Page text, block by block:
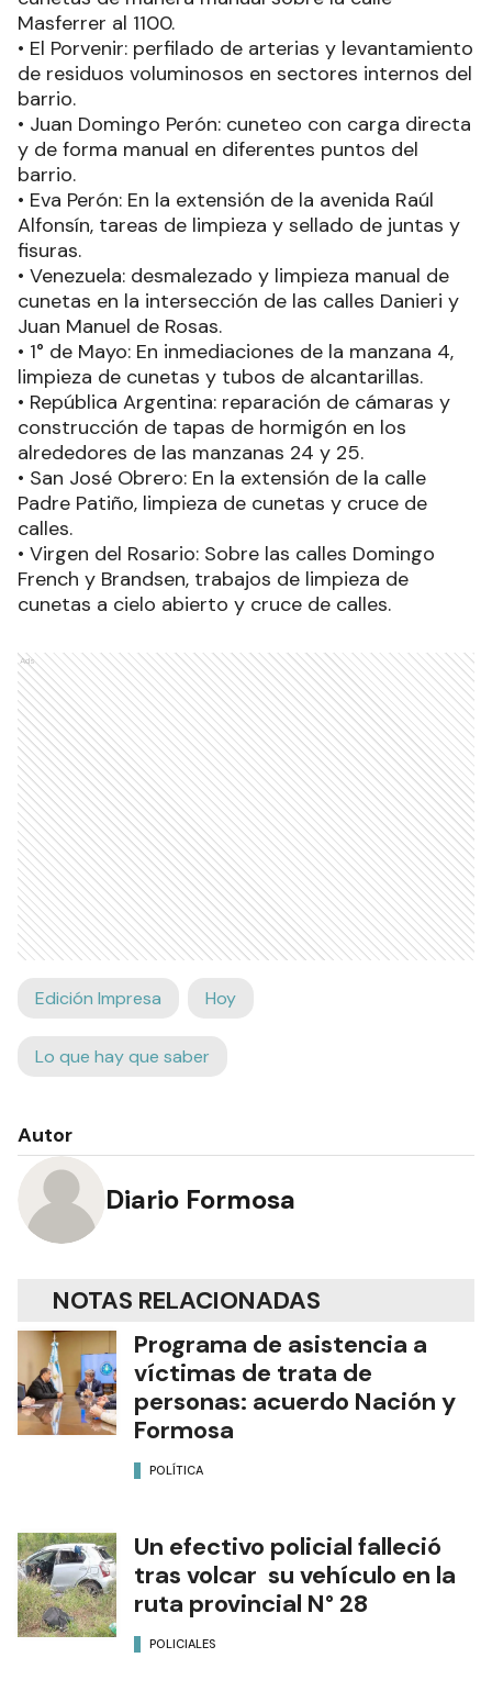
Masferrer al 1100.
• El Porvenir: perfilado de arterias y levantamiento
de residuos voluminosos en sectores internos del
barrio.
• Juan Domingo Perón: cuneteo con carga directa
y de forma manual en diferentes puntos del
barrio.
• Eva Perón: En la extensión de la avenida Raúl
Alfonsín, tareas de limpieza y sellado de juntas y
fisuras.
• Venezuela: desmalezado y limpieza manual de
cunetas en la intersección de las calles Danieri y
Juan Manuel de Rosas.
• 1° de Mayo: En inmediaciones de la manzana 4,
limpieza de cunetas y tubos de alcantarillas.
• República Argentina: reparación de cámaras y
construcción de tapas de hormigón en los
alrededores de las manzanas 24 y 25.
• San José Obrero: En la extensión de la calle
Padre Patiño, limpieza de cunetas y cruce de
calles.
• Virgen del Rosario: Sobre las calles Domingo
French y Brandsen, trabajos de limpieza de
cunetas a cielo abierto y cruce de calles.
Ads
Edición Impresa Hoy
Lo que hay que saber
Autor
Diario Formosa
NOTAS RELACIONADAS
Programa de asistencia a
víctimas de trata de
personas: acuerdo Nación y
Formosa
POLÍTICA
Un efectivo policial falleció
tras volcar su vehículo en la
ruta provincial N° 28
POLICIALES